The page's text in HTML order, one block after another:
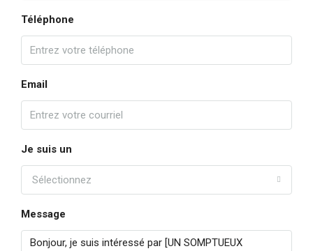
Téléphone
Email
Je suis un
Sélectionnez
Message